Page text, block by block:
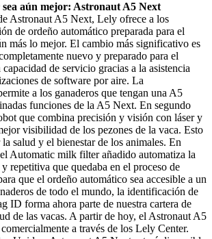
aún mejor: Astronaut A5 Next
Astronaut A5 Next, Lely ofrece a los
de ordeño automático preparada para el
más lo mejor. El cambio más significativo es
nuevo y preparado para el
de servicio gracias a la asistencia
de software por aire. La
a los ganaderos que tengan una A5
funciones de la A5 Next. En segundo
que combina precisión y visión con láser y
visibilidad de los pezones de la vaca. Esto
salud y el bienestar de los animales. En
Automatic milk filter añadido automatiza la
repetitiva que quedaba en el proceso de
que el ordeño automático sea accesible a un
de todo el mundo, la identificación de
ID forma ahora parte de nuestra cartera de
de las vacas. A partir de hoy, el Astronaut A5
a través de los Lely Center.